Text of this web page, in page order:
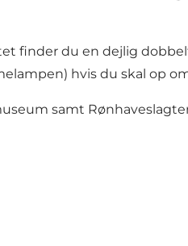
finder du en dejlig
hvis du skal op
samt